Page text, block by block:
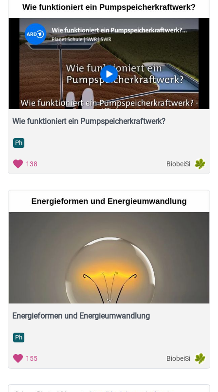
Wie funktioniert ein Pumpspeicherkraftwerk?
Ph
138 BiobeiSi
Energieformen und Energieumwandlung
Ph
155 BiobeiSi